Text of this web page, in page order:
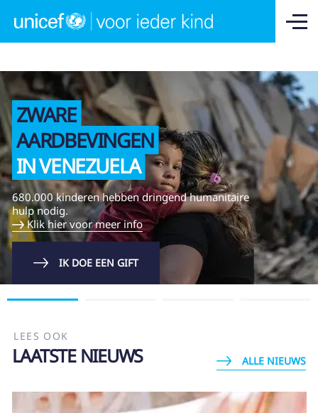
HELP DE KINDEREN
ONS WERK WERELDWIJD
ONS WERK IN BELGIË
OVER UNICEF BELGIË
ACTUEEL
Pers
Leerkrachten
Ouders
Contact FAQ Jobs NL FR
ZWARE
AARDBEVINGEN
IN VENEZUELA
680.000 kinderen hebben dringend humanitaire
hulp nodig.
Klik hier voor meer info
IK DOE EEN GIFT
LEES OOK
LAATSTE NIEUWS ALLE NIEUWS